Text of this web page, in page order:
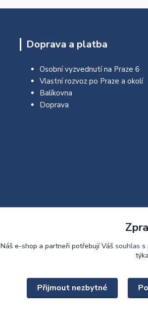
Doprava a platba
Osobní vyzvednutí na Praze 6
Vlastní rozvoz po Praze a okolí
Balíkovna
Doprava
Náš e-shop a partneři potřebují Váš souhlas s
Přijmout nezbytné